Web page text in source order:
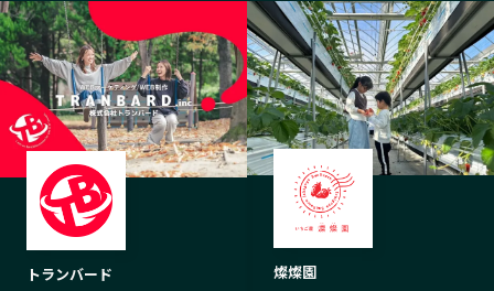
トランバード
燦燦園